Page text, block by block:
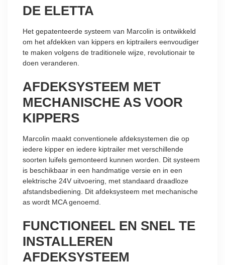
DE ELETTA
Het gepatenteerde systeem van Marcolin is ontwikkeld
om het afdekken van kippers en kiptrailers eenvoudiger
te maken volgens de traditionele wijze, revolutionair te
doen veranderen.
AFDEKSYSTEEM MET
MECHANISCHE AS VOOR
KIPPERS
Marcolin maakt conventionele afdeksystemen die op
iedere kipper en iedere kiptrailer met verschillende
soorten luifels gemonteerd kunnen worden. Dit systeem
is beschikbaar in een handmatige versie en in een
elektrische 24V uitvoering, met standaard draadloze
afstandsbediening. Dit afdeksysteem met mechanische
as wordt MCA genoemd.
FUNCTIONEEL EN SNEL TE
INSTALLEREN
AFDEKSYSTEEM